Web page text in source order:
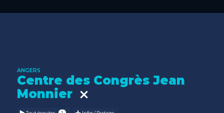
ANGERS
Centre des Congrès Jean
Monnier